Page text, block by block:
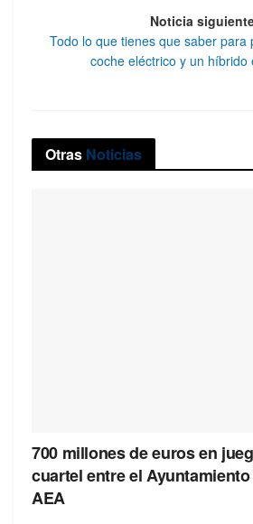
Noticia
Todo lo que tienes que saber para
coche eléctrico y un híbrido
Otras Noticias
700 millones de euros en
cuartel entre el
AEA